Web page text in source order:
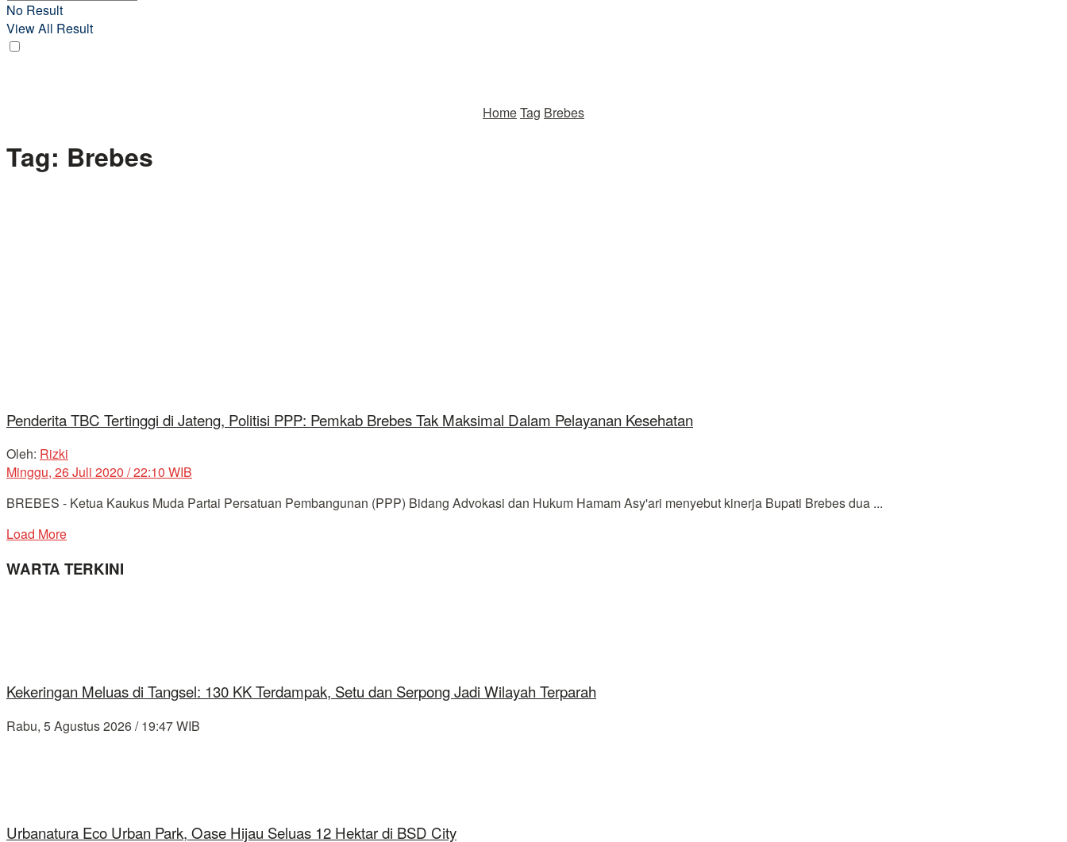
No Result
View All Result
HomeTag Brebes
Tag: Brebes
Penderita TBC Tertinggi di Jateng, Politisi PPP: Pemkab Brebes Tak Maksimal Dalam Pelayanan Kesehatan
Oleh: Rizki
Minggu, 26 Juli 2020 / 22:10 WIB
BREBES - Ketua Kaukus Muda Partai Persatuan Pembangunan (PPP) Bidang Advokasi dan Hukum Hamam Asy'ari menyebut kinerja Bupati Brebes dua ...
Load More
WARTA TERKINI
Kekeringan Meluas di Tangsel: 130 KK Terdampak, Setu dan Serpong Jadi Wilayah Terparah
Rabu, 5 Agustus 2026 / 19:47 WIB
Urbanatura Eco Urban Park, Oase Hijau Seluas 12 Hektar di BSD City